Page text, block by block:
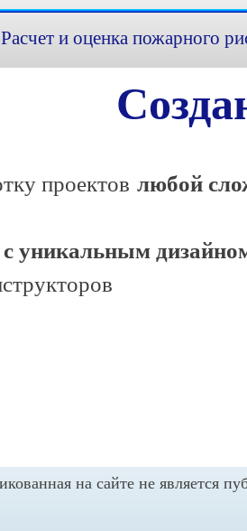
Расчет и оценка пожарного
проектов любой
с уникальным
на сайте не является